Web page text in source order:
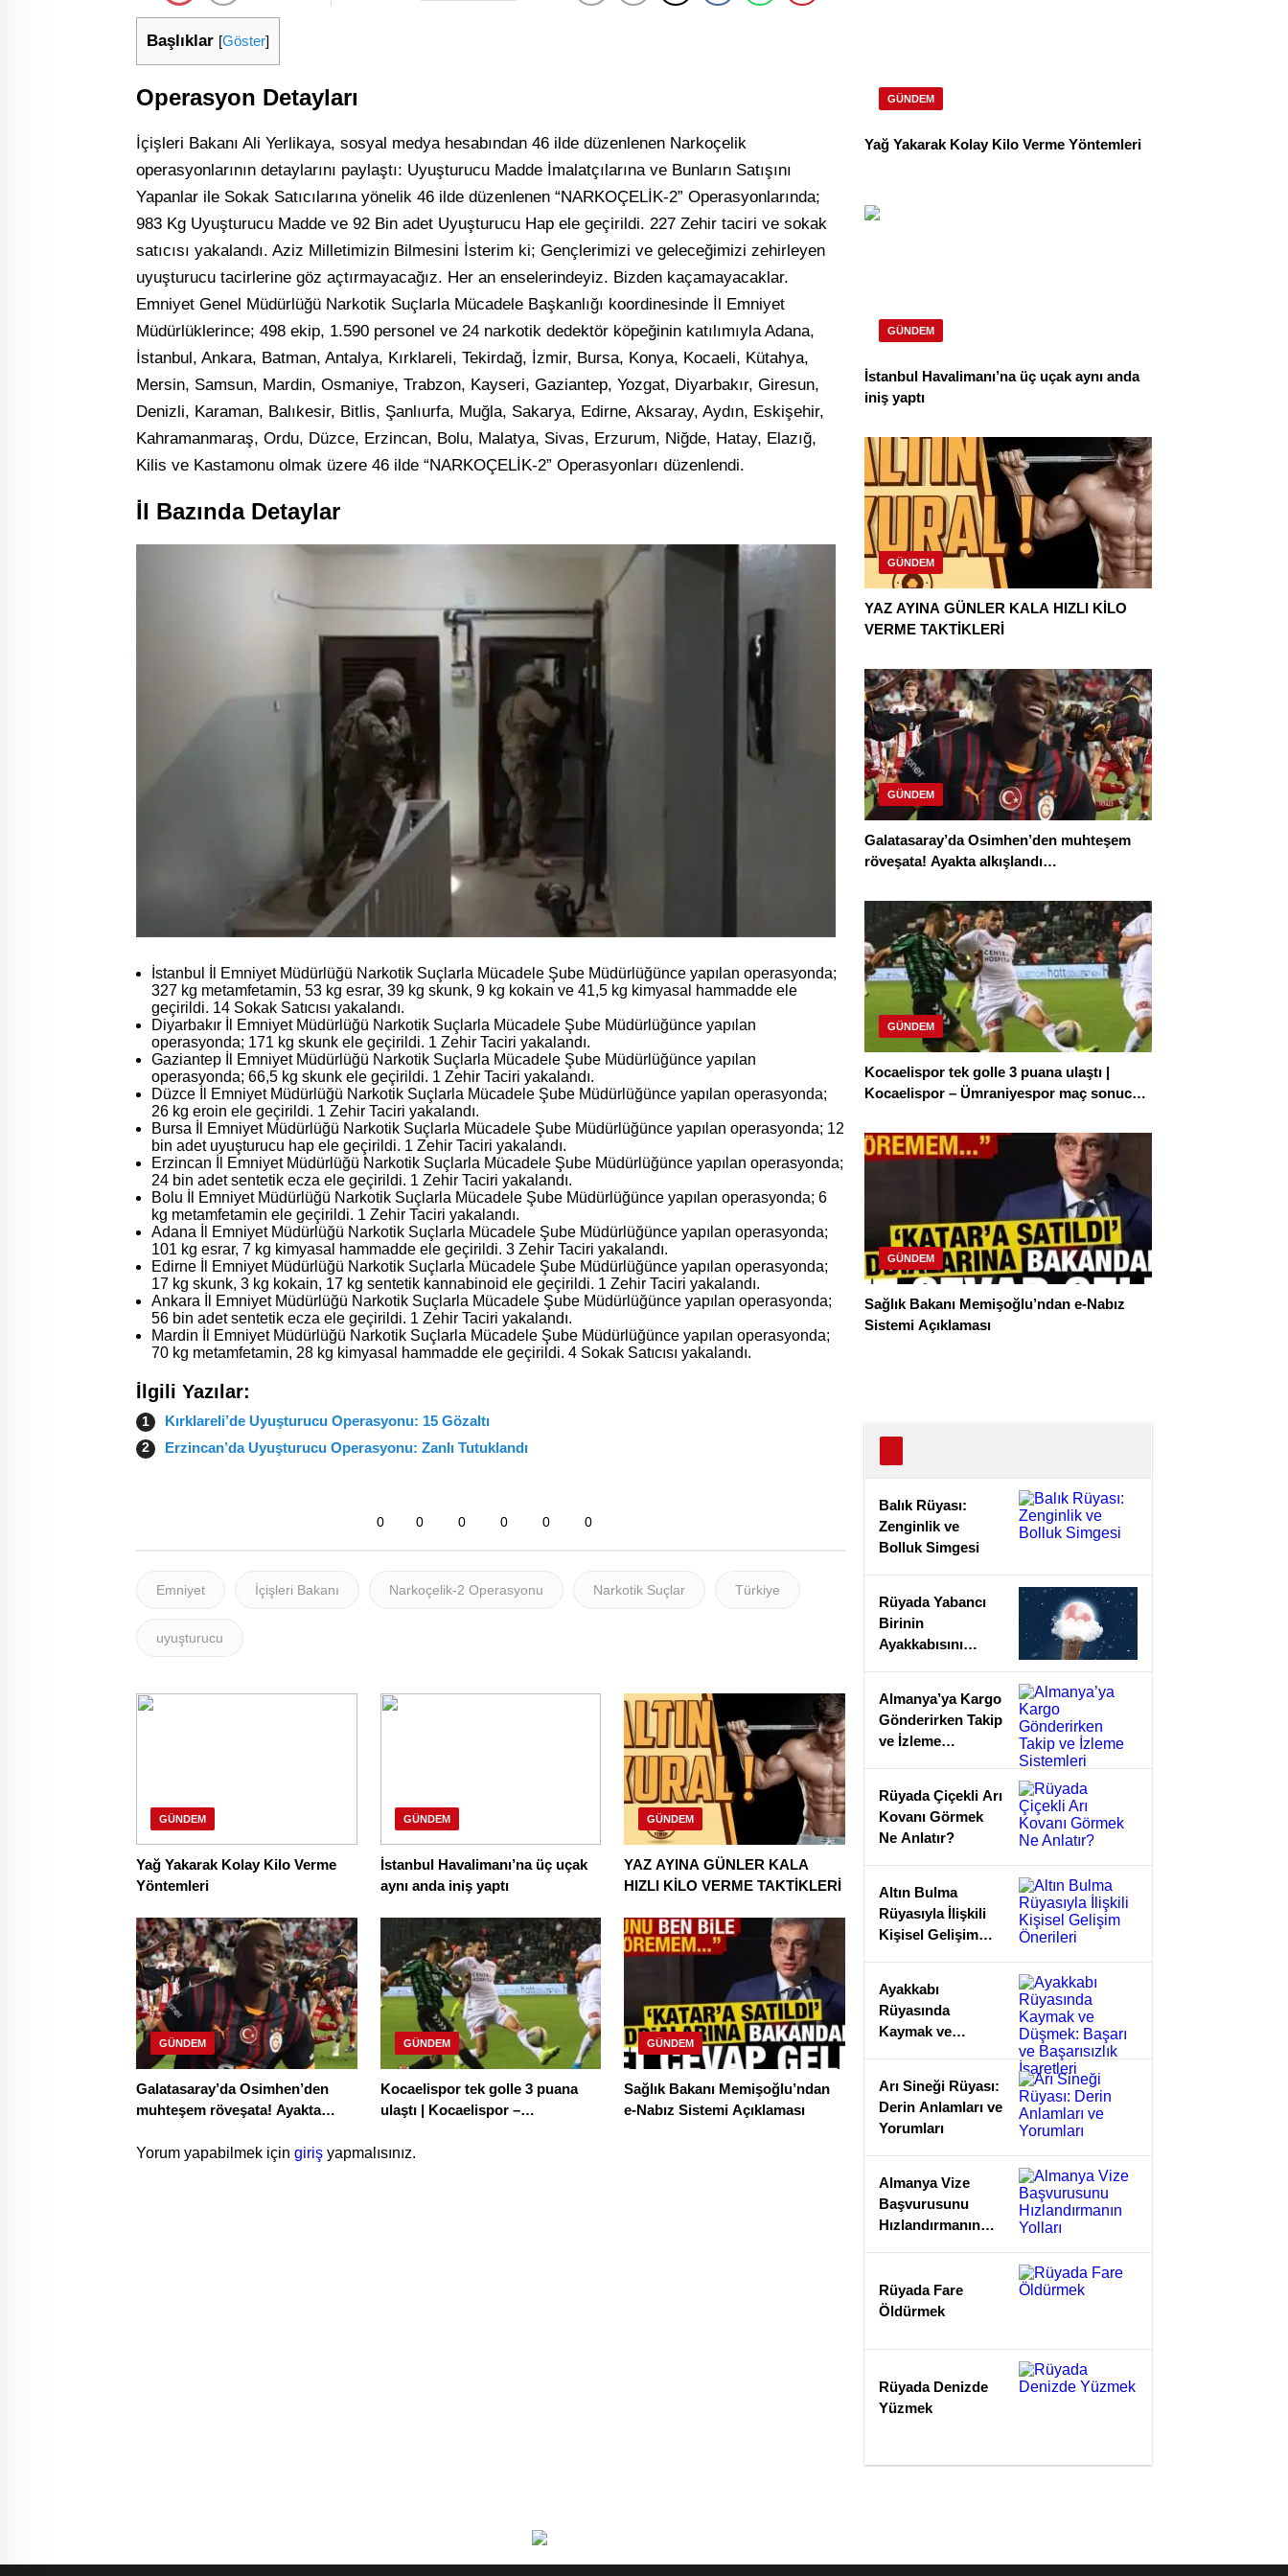
Başlıklar [Göster]
Operasyon Detayları
İçişleri Bakanı Ali Yerlikaya, sosyal medya hesabından 46 ilde düzenlenen Narkoçelik
operasyonlarının detaylarını paylaştı: Uyuşturucu Madde İmalatçılarına ve Bunların Satışını
Yapanlar ile Sokak Satıcılarına yönelik 46 ilde düzenlenen “NARKOÇELİK-2” Operasyonlarında;
983 Kg Uyuşturucu Madde ve 92 Bin adet Uyuşturucu Hap ele geçirildi. 227 Zehir taciri ve sokak
satıcısı yakalandı. Aziz Milletimizin Bilmesini İsterim ki; Gençlerimizi ve geleceğimizi zehirleyen
uyuşturucu tacirlerine göz açtırmayacağız. Her an enselerindeyiz. Bizden kaçamayacaklar.
Emniyet Genel Müdürlüğü Narkotik Suçlarla Mücadele Başkanlığı koordinesinde İl Emniyet
Müdürlüklerince; 498 ekip, 1.590 personel ve 24 narkotik dedektör köpeğinin katılımıyla Adana,
İstanbul, Ankara, Batman, Antalya, Kırklareli, Tekirdağ, İzmir, Bursa, Konya, Kocaeli, Kütahya,
Mersin, Samsun, Mardin, Osmaniye, Trabzon, Kayseri, Gaziantep, Yozgat, Diyarbakır, Giresun,
Denizli, Karaman, Balıkesir, Bitlis, Şanlıurfa, Muğla, Sakarya, Edirne, Aksaray, Aydın, Eskişehir,
Kahramanmaraş, Ordu, Düzce, Erzincan, Bolu, Malatya, Sivas, Erzurum, Niğde, Hatay, Elazığ,
Kilis ve Kastamonu olmak üzere 46 ilde “NARKOÇELİK-2” Operasyonları düzenlendi.
İl Bazında Detaylar
İstanbul İl Emniyet Müdürlüğü Narkotik Suçlarla Mücadele Şube Müdürlüğünce yapılan operasyonda;
327 kg metamfetamin, 53 kg esrar, 39 kg skunk, 9 kg kokain ve 41,5 kg kimyasal hammadde ele
geçirildi. 14 Sokak Satıcısı yakalandı.
Diyarbakır İl Emniyet Müdürlüğü Narkotik Suçlarla Mücadele Şube Müdürlüğünce yapılan
operasyonda; 171 kg skunk ele geçirildi. 1 Zehir Taciri yakalandı.
Gaziantep İl Emniyet Müdürlüğü Narkotik Suçlarla Mücadele Şube Müdürlüğünce yapılan
operasyonda; 66,5 kg skunk ele geçirildi. 1 Zehir Taciri yakalandı.
Düzce İl Emniyet Müdürlüğü Narkotik Suçlarla Mücadele Şube Müdürlüğünce yapılan operasyonda;
26 kg eroin ele geçirildi. 1 Zehir Taciri yakalandı.
Bursa İl Emniyet Müdürlüğü Narkotik Suçlarla Mücadele Şube Müdürlüğünce yapılan operasyonda; 12
bin adet uyuşturucu hap ele geçirildi. 1 Zehir Taciri yakalandı.
Erzincan İl Emniyet Müdürlüğü Narkotik Suçlarla Mücadele Şube Müdürlüğünce yapılan operasyonda;
24 bin adet sentetik ecza ele geçirildi. 1 Zehir Taciri yakalandı.
Bolu İl Emniyet Müdürlüğü Narkotik Suçlarla Mücadele Şube Müdürlüğünce yapılan operasyonda; 6
kg metamfetamin ele geçirildi. 1 Zehir Taciri yakalandı.
Adana İl Emniyet Müdürlüğü Narkotik Suçlarla Mücadele Şube Müdürlüğünce yapılan operasyonda;
101 kg esrar, 7 kg kimyasal hammadde ele geçirildi. 3 Zehir Taciri yakalandı.
Edirne İl Emniyet Müdürlüğü Narkotik Suçlarla Mücadele Şube Müdürlüğünce yapılan operasyonda;
17 kg skunk, 3 kg kokain, 17 kg sentetik kannabinoid ele geçirildi. 1 Zehir Taciri yakalandı.
Ankara İl Emniyet Müdürlüğü Narkotik Suçlarla Mücadele Şube Müdürlüğünce yapılan operasyonda;
56 bin adet sentetik ecza ele geçirildi. 1 Zehir Taciri yakalandı.
Mardin İl Emniyet Müdürlüğü Narkotik Suçlarla Mücadele Şube Müdürlüğünce yapılan operasyonda;
70 kg metamfetamin, 28 kg kimyasal hammadde ele geçirildi. 4 Sokak Satıcısı yakalandı.
İlgili Yazılar:
Kırklareli’de Uyuşturucu Operasyonu: 15 Gözaltı
Erzincan’da Uyuşturucu Operasyonu: Zanlı Tutuklandı
0 0 0 0 0 0
Emniyet İçişleri Bakanı Narkoçelik-2 Operasyonu Narkotik Suçlar Türkiye
uyuşturucu
GÜNDEM
Yağ Yakarak Kolay Kilo Verme
Yöntemleri
GÜNDEM
İstanbul Havalimanı’na üç uçak
aynı anda iniş yaptı
GÜNDEM
YAZ AYINA GÜNLER KALA
HIZLI KİLO VERME TAKTİKLERİ
GÜNDEM
Galatasaray’da Osimhen’den
muhteşem röveşata! Ayakta
GÜNDEM
Kocaelispor tek golle 3 puana
ulaştı | Kocaelispor –
GÜNDEM
Sağlık Bakanı Memişoğlu’ndan
e-Nabız Sistemi Açıklaması
Yorum yapabilmek için giriş yapmalısınız.
GÜNDEM
Yağ Yakarak Kolay Kilo Verme Yöntemleri
GÜNDEM
İstanbul Havalimanı’na üç uçak aynı anda
iniş yaptı
GÜNDEM
YAZ AYINA GÜNLER KALA HIZLI KİLO
VERME TAKTİKLERİ
GÜNDEM
Galatasaray’da Osimhen’den muhteşem
röveşata! Ayakta alkışlandı…
GÜNDEM
Kocaelispor tek golle 3 puana ulaştı |
Kocaelispor – Ümraniyespor maç sonucu:
GÜNDEM
Sağlık Bakanı Memişoğlu’ndan e-Nabız
Sistemi Açıklaması
Balık Rüyası:
Zenginlik ve
Bolluk Simgesi
Rüyada Yabancı
Birinin
Ayakkabısını
Almanya’ya Kargo
Gönderirken Takip
ve İzleme
Rüyada Çiçekli Arı
Kovanı Görmek
Ne Anlatır?
Altın Bulma
Rüyasıyla İlişkili
Kişisel Gelişim
Ayakkabı
Rüyasında
Kaymak ve
İşaretleri
Arı Sineği Rüyası:
Derin Anlamları ve
Yorumları
Almanya Vize
Başvurusunu
Hızlandırmanın
Rüyada Fare
Öldürmek
Rüyada Denizde
Yüzmek